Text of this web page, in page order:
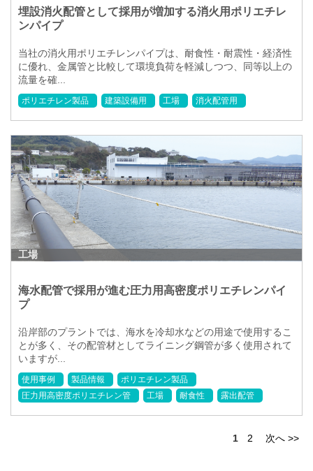
埋設消火配管として採用が増加する消火用ポリエチレ
ンパイプ
当社の消火用ポリエチレンパイプは、耐食性・耐震性・経済性
に優れ、金属管と比較して環境負荷を軽減しつつ、同等以上の
流量を確...
ポリエチレン製品 建築設備用 工場 消火配管用
工場
海水配管で採用が進む圧力用高密度ポリエチレンパイ
プ
沿岸部のプラントでは、海水を冷却水などの用途で使用するこ
とが多く、その配管材としてライニング鋼管が多く使用されて
いますが...
使用事例 製品情報
ポリエチレン製品
圧力用高密度ポリエチレン管
工場 耐食性 露出配管
1 2 次へ >>